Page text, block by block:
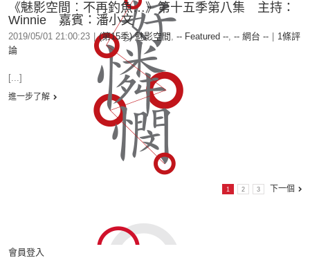
《魅影空間︰不再釣魚…》第十五季第八集 主持：
Winnie 嘉賓：潘小文
2019/05/01 21:00:23 (第15季) 魅影空間 , -- Featured --, -- 網台 --
1條評
論
[...]
進一步了解
1 2 3 下一個
會員登入